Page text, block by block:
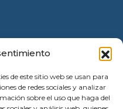
de este sitio web se usan para
de redes sociales y analizar
sobre el uso que haga del